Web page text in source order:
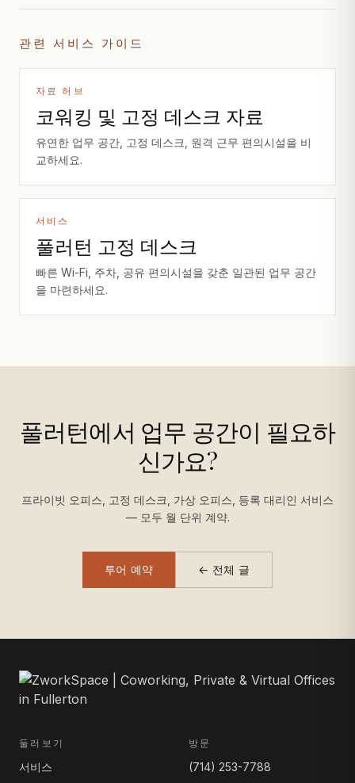
관련 서비스 가이드
자료 허브
코워킹 및 고정 데스크 자료
유연한 업무 공간, 고정 데스크, 원격 근무 편의시설을 비
교하세요.
서비스
풀러턴 고정 데스크
빠른 Wi-Fi, 주차, 공유 편의시설을 갖춘 일관된 업무 공간
을 마련하세요.
풀러턴에서 업무 공간이 필요하
신가요?
프라이빗 오피스, 고정 데스크, 가상 오피스, 등록 대리인 서비스
— 모두 월 단위 계약.
투어 예약 ← 전체 글
둘러보기
서비스
방문
(714) 253-7788